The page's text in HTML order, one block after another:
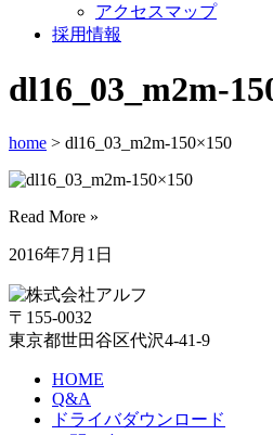
アクセスマップ
採用情報
dl16_03_m2m-
home > dl16_03_m2m-150×150
Read More »
2016年7月1日
〒155-0032
東京都世田谷区代沢4-41-9
HOME
Q&A
ドライバダウンロード